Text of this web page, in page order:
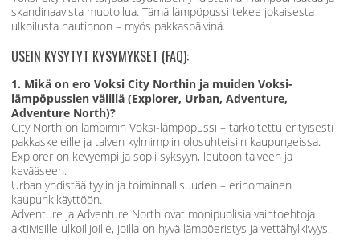
skandinaavista muotoilua. Tämä lämpöpussi tekee jokaisesta
ulkoilusta nautinnon – myös pakkaspäivinä.
USEIN KYSYTYT KYSYMYKSET (FAQ):
1. Mikä on ero Voksi City Northin ja muiden Voksi-
lämpöpussien välillä (Explorer, Urban, Adventure,
Adventure North)?
City North on lämpimin Voksi-lämpöpussi – tarkoitettu erityisesti
pakkaskeleille ja talven kylmimpiin olosuhteisiin kaupungeissa.
Explorer on kevyempi ja sopii syksyyn, leutoon talveen ja
kevääseen.
Urban yhdistää tyylin ja toiminnallisuuden – erinomainen
kaupunkikäyttöön.
Adventure ja Adventure North ovat monipuolisia vaihtoehtoja
aktiivisille ulkoilijoille, joilla on hyvä lämpöeristys ja vettähylkivyys.